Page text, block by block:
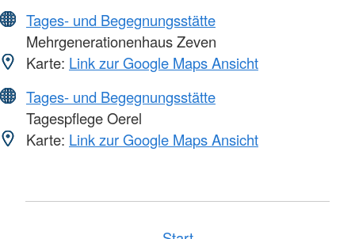
Tages- und Begegnungsstätte
Mehrgenerationenhaus Zeven
Karte: Link zur Google Maps Ansicht
Tages- und Begegnungsstätte
Tagespflege Oerel
Karte: Link zur Google Maps Ansicht